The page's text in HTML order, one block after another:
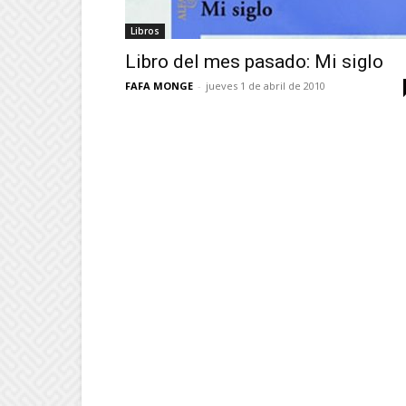
Libros
Libro del mes pasado: Mi siglo
FAFA MONGE - jueves 1 de abril de 2010